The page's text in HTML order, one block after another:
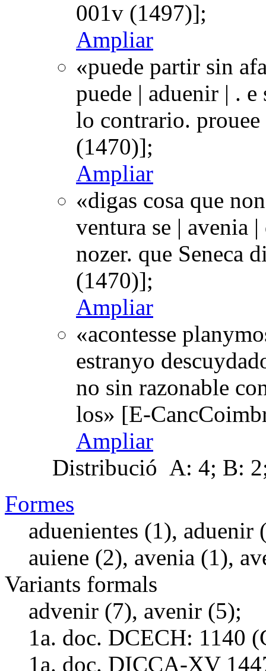
001v (1497)];
Ampliar
«puede partir sin
puede | aduenir | .
lo contrario.
(1470)];
Ampliar
«digas cosa que
ventura se | avenia
nozer. que Seneca
(1470)];
Ampliar
«acontesse
estranyo
no sin razonable
los» [E-
Ampliar
Distribució A: 4; B:
Formes
aduenientes (1), aduenir
auiene (2), avenia (1),
Variants formals
advenir (7), avenir (5);
1a. doc. DCECH: 1140
1a. doc. DICCA-XV